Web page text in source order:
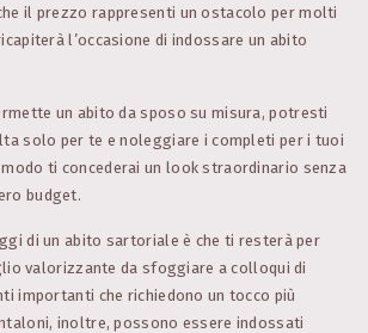
il prezzo rappresenti un ostacolo per molti
l’occasione di indossare un abito
un abito da sposo su misura, potresti
solo per te e noleggiare i completi per i tuoi
ti concederai un look straordinario senza
budget.
di un abito sartoriale è che ti resterà per
valorizzante da sfoggiare a colloqui di
importanti che richiedono un tocco più
inoltre, possono essere indossati